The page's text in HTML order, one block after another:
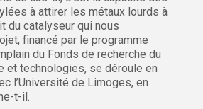
à attirer les métaux lourds à
du catalyseur qui nous
financé par le programme
du Fonds de recherche du
et technologies, se déroule en
l’Université de Limoges, en
t-il.